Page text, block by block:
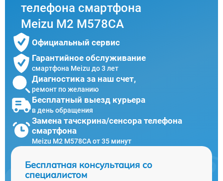
телефона смартфона
Meizu M2 M578CA
Официальный сервис
Гарантийное обслуживание
смартфона Meizu до 3 лет
Диагностика за наш счет,
ремонт по желанию
Бесплатный выезд курьера
в день обращения
Замена тачскрина/сенсора телефона
смартфона
Meizu M2 M578CA от 35 минут
Бесплатная консультация со
специалистом